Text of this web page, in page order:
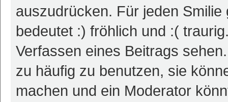
auszudrücken. Für jeden
bedeutet :) fröhlich und :(
Verfassen eines Beitrags
zu häufig zu benutzen, sie
machen und ein Moderator